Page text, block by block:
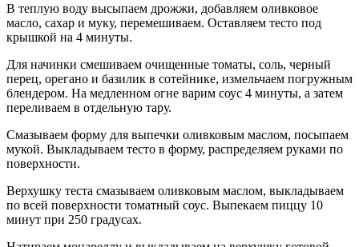
В теплую воду высыпаем дрожжи, добавляем оливковое
масло, сахар и муку, перемешиваем. Оставляем тесто под
крышкой на 4 минуты.
Для начинки смешиваем очищенные томаты, соль, черный
перец, орегано и базилик в сотейнике, измельчаем погружным
блендером. На медленном огне варим соус 4 минуты, а затем
переливаем в отдельную тару.
Смазываем форму для выпечки оливковым маслом, посыпаем
мукой. Выкладываем тесто в форму, распределяем руками по
поверхности.
Верхушку теста смазываем оливковым маслом, выкладываем
по всей поверхности томатный соус. Выпекаем пиццу 10
минут при 250 градусах.